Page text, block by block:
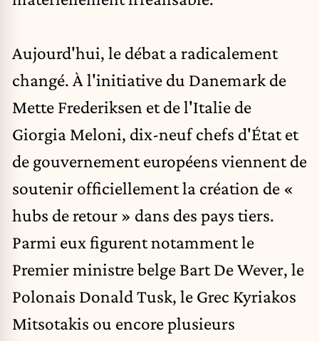
Aujourd'hui, le débat a radicalement
changé. À l'initiative du Danemark de
Mette Frederiksen et de l'Italie de
Giorgia Meloni, dix-neuf chefs d'État et
de gouvernement européens viennent de
soutenir officiellement la création de «
hubs de retour » dans des pays tiers.
Parmi eux figurent notamment le
Premier ministre belge Bart De Wever, le
Polonais Donald Tusk, le Grec Kyriakos
Mitsotakis ou encore plusieurs